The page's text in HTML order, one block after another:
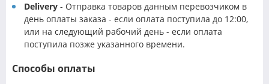
Delivery - Отправка товаров данным перевозчиком в
день оплаты заказа - если оплата поступила до 12:00,
или на следующий рабочий день - если оплата
поступила позже указанного времени.
Способы оплаты